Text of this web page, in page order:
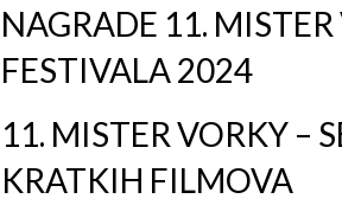
NAGRADE 11.
FESTIVALA 2024
11. MISTER VORKY –
KRATKIH FILMOVA